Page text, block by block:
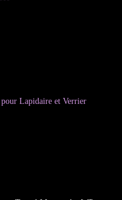
Lapidaire et Verrier